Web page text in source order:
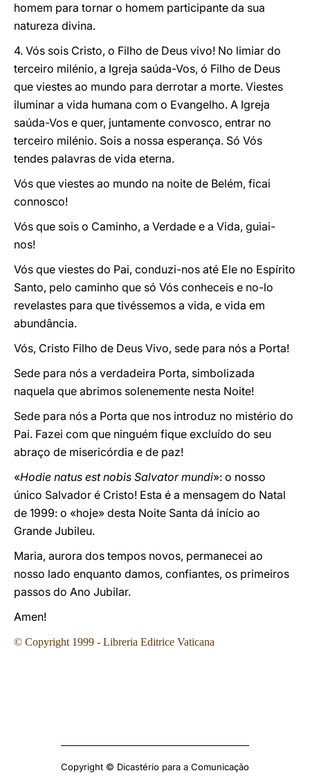
homem para tornar o homem participante da sua
natureza divina.
4. Vós sois Cristo, o Filho de Deus vivo! No limiar do
terceiro milénio, a Igreja saúda-Vos, ó Filho de Deus
que viestes ao mundo para derrotar a morte. Viestes
iluminar a vida humana com o Evangelho. A Igreja
saúda-Vos e quer, juntamente convosco, entrar no
terceiro milénio. Sois a nossa esperança. Só Vós
tendes palavras de vida eterna.
Vós que viestes ao mundo na noite de Belém, ficai
connosco!
Vós que sois o Caminho, a Verdade e a Vida, guiai-
nos!
Vós que viestes do Pai, conduzi-nos até Ele no Espírito
Santo, pelo caminho que só Vós conheceis e no-lo
revelastes para que tivéssemos a vida, e vida em
abundância.
Vós, Cristo Filho de Deus Vivo, sede para nós a Porta!
Sede para nós a verdadeira Porta, simbolizada
naquela que abrimos solenemente nesta Noite!
Sede para nós a Porta que nos introduz no mistério do
Pai. Fazei com que ninguém fique excluído do seu
abraço de misericórdia e de paz!
«Hodie natus est nobis Salvator mundi»: o nosso
único Salvador é Cristo! Esta é a mensagem do Natal
de 1999: o «hoje» desta Noite Santa dá início ao
Grande Jubileu.
Maria, aurora dos tempos novos, permanecei ao
nosso lado enquanto damos, confiantes, os primeiros
passos do Ano Jubilar.
Amen!
© Copyright 1999 - Libreria Editrice Vaticana
Copyright © Dicastério para a Comunicação